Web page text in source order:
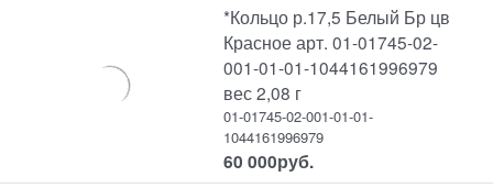
*Кольцо р.17,5 Белый Бр цв
Красное арт. 01-01745-02-
001-01-01-1044161996979
вес 2,08 г
01-01745-02-001-01-01-
1044161996979
60 000руб.